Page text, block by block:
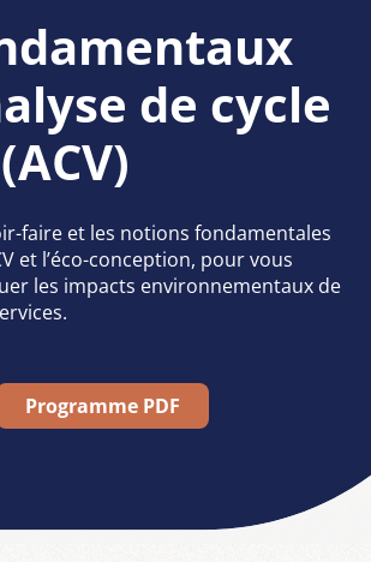
de cycle
faire et les notions fondamentales
et l’éco-conception, pour vous
les impacts environnementaux de
Programme PDF